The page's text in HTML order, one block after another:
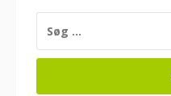
EFTER: